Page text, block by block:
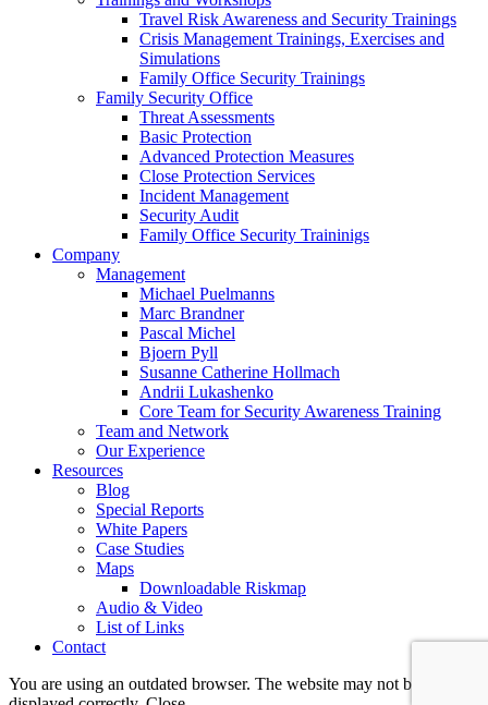
Travel Risk Awareness and Security Trainings
Crisis Management Trainings, Exercises and
Simulations
Family Office Security Trainings
Family Security Office
Threat Assessments
Basic Protection
Advanced Protection Measures
Close Protection Services
Incident Management
Security Audit
Family Office Security Traininigs
Company
Management
Michael Puelmanns
Marc Brandner
Pascal Michel
Bjoern Pyll
Susanne Catherine Hollmach
Andrii Lukashenko
Core Team for Security Awareness Training
Team and Network
Our Experience
Resources
Blog
Special Reports
White Papers
Case Studies
Maps
Downloadable Riskmap
Audio & Video
List of Links
Contact
You are using an outdated browser. The website may not be